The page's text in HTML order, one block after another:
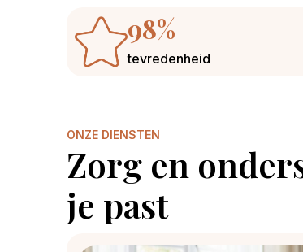
98%
tevredenheid
ONZE DIENSTEN
Zorg en
je past